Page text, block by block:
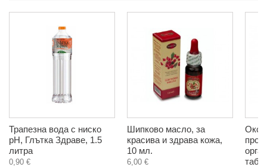
Трапезна вода с ниско
pH, Глътка Здраве, 1.5
литра
0,90 €
Шипково масло, за
красива и здрава кожа,
10 мл.
6,00 €
Окси